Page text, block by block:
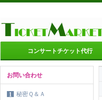
コンサートチケット代行
お問い合わせ
1
秘密Ｑ＆Ａ